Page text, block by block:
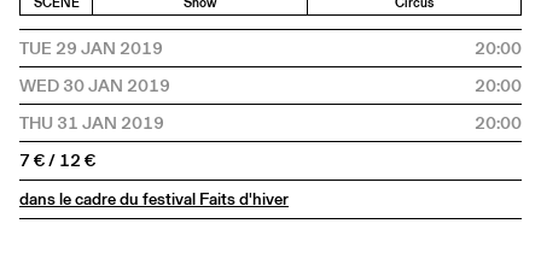
TUE 29 JAN 2019
20:00
WED 30 JAN 2019
20:00
THU 31 JAN 2019
20:00
7 € / 12 €
dans le cadre du festival Faits d'hiver